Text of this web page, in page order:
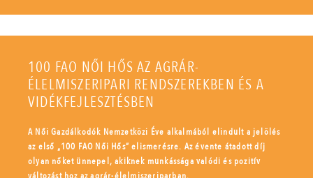
100 FAO NŐI HŐS AZ AGRÁR-
ÉLELMISZERIPARI RENDSZEREKBEN ÉS A
VIDÉKFEJLESZTÉSBEN
A Női Gazdálkodók Nemzetközi Éve alkalmából elindult a jelölés
az első „100 FAO Női Hős” elismerésre. Az évente átadott díj
olyan nőket ünnepel, akiknek munkássága valódi és pozitív